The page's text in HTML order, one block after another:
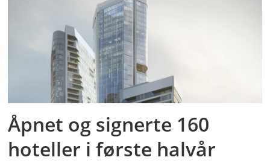
Åpnet og signerte 160
hoteller i første halvår